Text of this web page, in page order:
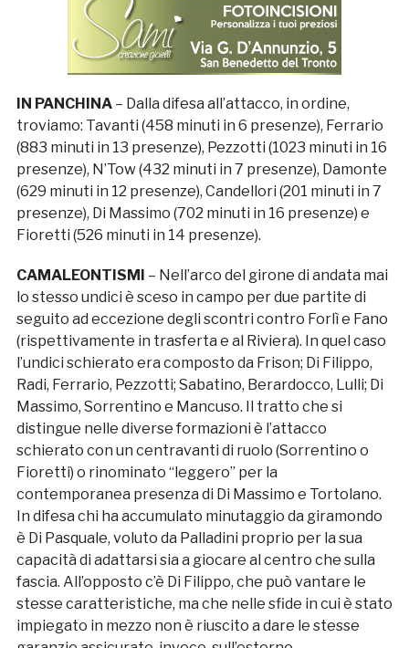
IN PANCHINA– Dalla difesa all’attacco, in ordine,
troviamo: Tavanti (458 minuti in 6 presenze), Ferrario
(883 minuti in 13 presenze), Pezzotti (1023 minuti in 16
presenze), N’Tow (432 minuti in 7 presenze), Damonte
(629 minuti in 12 presenze), Candellori (201 minuti in 7
presenze), Di Massimo (702 minuti in 16 presenze) e
Fioretti (526 minuti in 14 presenze).
CAMALEONTISMI – Nell’arco del girone di andata mai
lo stesso undici è sceso in campo per due partite di
seguito ad eccezione degli scontri contro Forlì e Fano
(rispettivamente in trasferta e al Riviera). In quel caso
l’undici schierato era composto da Frison; Di Filippo,
Radi, Ferrario, Pezzotti; Sabatino, Berardocco, Lulli; Di
Massimo, Sorrentino e Mancuso. Il tratto che si
distingue nelle diverse formazioni è l’attacco
schierato con un centravanti di ruolo (Sorrentino o
Fioretti) o rinominato “leggero” per la
contemporanea presenza di Di Massimo e Tortolano.
In difesa chi ha accumulato minutaggio da giramondo
è Di Pasquale, voluto da Palladini proprio per la sua
capacità di adattarsi sia a giocare al centro che sulla
fascia. All’opposto c’è Di Filippo, che può vantare le
stesse caratteristiche, ma che nelle sfide in cui è stato
impiegato in mezzo non è riuscito a dare le stesse